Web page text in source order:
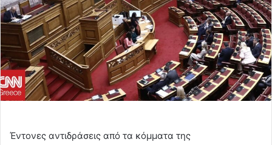
Έντονες αντιδράσεις από τα κόμματα της